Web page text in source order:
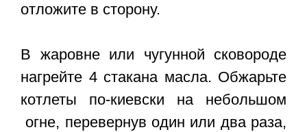
отложите в сторону.
В жаровне или чугунной сковороде
нагрейте 4 стакана масла. Обжарьте
котлеты по-киевски на небольшом
огне, перевернув один или два раза,